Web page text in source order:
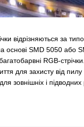
відрізняються за
SMD 5050 або
RGB-
для захисту від
для зовнішніх і